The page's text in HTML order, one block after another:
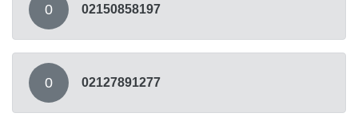
0 02150858197
0 02127891277